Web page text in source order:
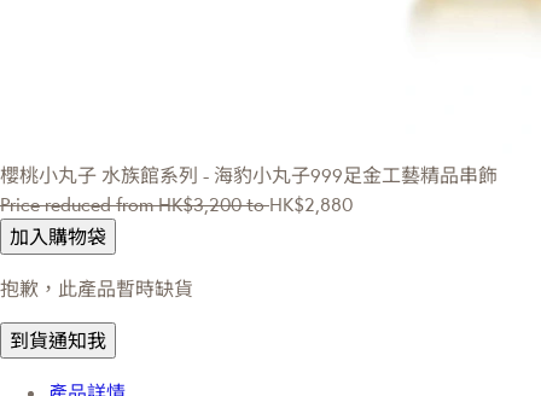
櫻桃小丸子 水族館系列 - 海豹小丸子999足金工藝精品串飾
Price reduced fromHK$3,200 toHK$2,880
加入購物袋
抱歉，此產品暫時缺貨
到貨通知我